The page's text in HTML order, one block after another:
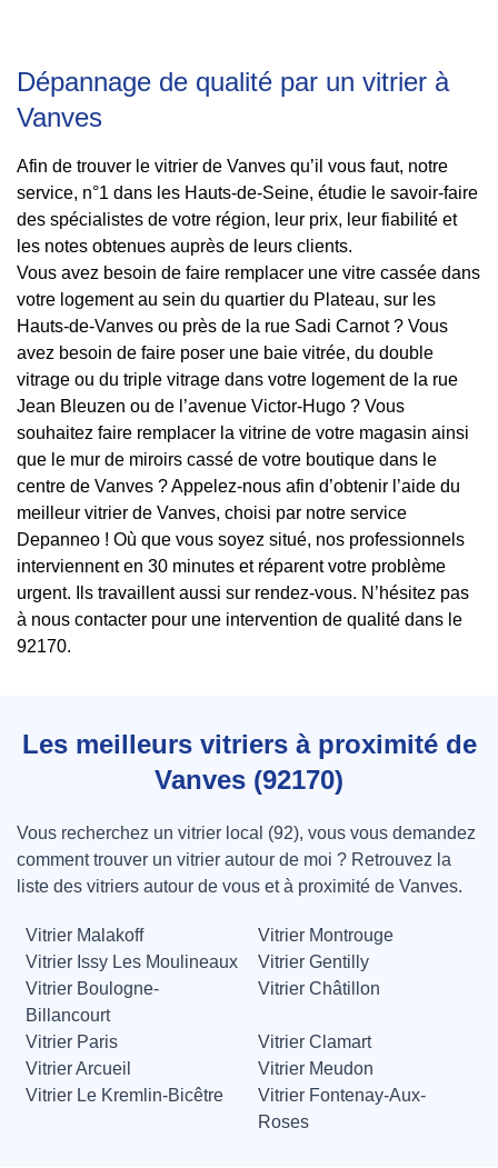
Dépannage de qualité par un vitrier à
Vanves
Afin de trouver le vitrier de Vanves qu’il vous faut, notre
service, n°1 dans les Hauts-de-Seine, étudie le savoir-faire
des spécialistes de votre région, leur prix, leur fiabilité et
les notes obtenues auprès de leurs clients.
Vous avez besoin de faire remplacer une vitre cassée dans
votre logement au sein du quartier du Plateau, sur les
Hauts-de-Vanves ou près de la rue Sadi Carnot ? Vous
avez besoin de faire poser une baie vitrée, du double
vitrage ou du triple vitrage dans votre logement de la rue
Jean Bleuzen ou de l’avenue Victor-Hugo ? Vous
souhaitez faire remplacer la vitrine de votre magasin ainsi
que le mur de miroirs cassé de votre boutique dans le
centre de Vanves ? Appelez-nous afin d’obtenir l’aide du
meilleur vitrier de Vanves, choisi par notre service
Depanneo ! Où que vous soyez situé, nos professionnels
interviennent en 30 minutes et réparent votre problème
urgent. Ils travaillent aussi sur rendez-vous. N’hésitez pas
à nous contacter pour une intervention de qualité dans le
92170.
Les meilleurs vitriers à proximité de
Vanves (92170)
Vous recherchez un vitrier local (92), vous vous demandez
comment trouver un vitrier autour de moi ? Retrouvez la
liste des vitriers autour de vous et à proximité de Vanves.
Vitrier Malakoff
Vitrier Montrouge
Vitrier Issy Les Moulineaux
Vitrier Gentilly
Vitrier Boulogne-
Billancourt
Vitrier Châtillon
Vitrier Paris
Vitrier Clamart
Vitrier Arcueil
Vitrier Meudon
Vitrier Le Kremlin-Bicêtre
Vitrier Fontenay-Aux-
Roses